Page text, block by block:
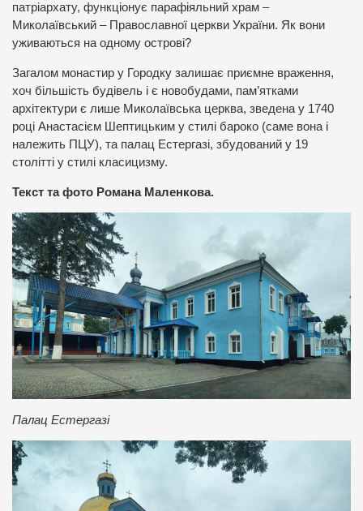
патріархату, функціонує парафіяльний храм –
Миколаївський – Православної церкви України. Як вони
уживаються на одному острові?
Загалом монастир у Городку залишає приємне враження,
хоч більшість будівель і є новобудами, пам’ятками
архітектури є лише Миколаївська церква, зведена у 1740
році Анастасієм Шептицьким у стилі бароко (саме вона і
належить ПЦУ), та палац Естергазі, збудований у 19
столітті у стилі класицизму.
Текст та фото Романа Маленкова.
Палац Естергазі